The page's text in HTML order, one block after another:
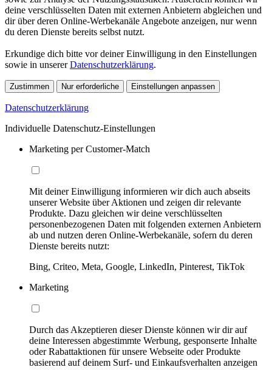
deine verschlüsselten Daten mit externen Anbietern abgleichen und
dir über deren Online-Werbekanäle Angebote anzeigen, nur wenn
du deren Dienste bereits selbst nutzt.
Erkundige dich bitte vor deiner Einwilligung in den Einstellungen
sowie in unsererDatenschutzerklärung.
Zustimmen Nur erforderliche Einstellungen anpassen
Datenschutzerklärung
Individuelle Datenschutz-Einstellungen
Marketing per Customer-Match
Mit deiner Einwilligung informieren wir dich auch abseits
unserer Website über Aktionen und zeigen dir relevante
Produkte. Dazu gleichen wir deine verschlüsselten
personenbezogenen Daten mit folgenden externen Anbietern
ab und nutzen deren Online-Werbekanäle, sofern du deren
Dienste bereits nutzt:
Bing, Criteo, Meta, Google, LinkedIn, Pinterest, TikTok
Marketing
Durch das Akzeptieren dieser Dienste können wir dir auf
deine Interessen abgestimmte Werbung, gesponserte Inhalte
oder Rabattaktionen für unsere Webseite oder Produkte
basierend auf deinem Surf- und Einkaufsverhalten anzeigen